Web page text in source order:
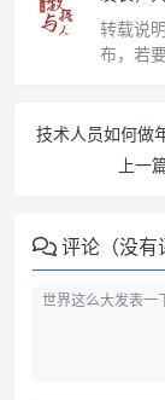
转载说明
布，若
上一
评论（没有